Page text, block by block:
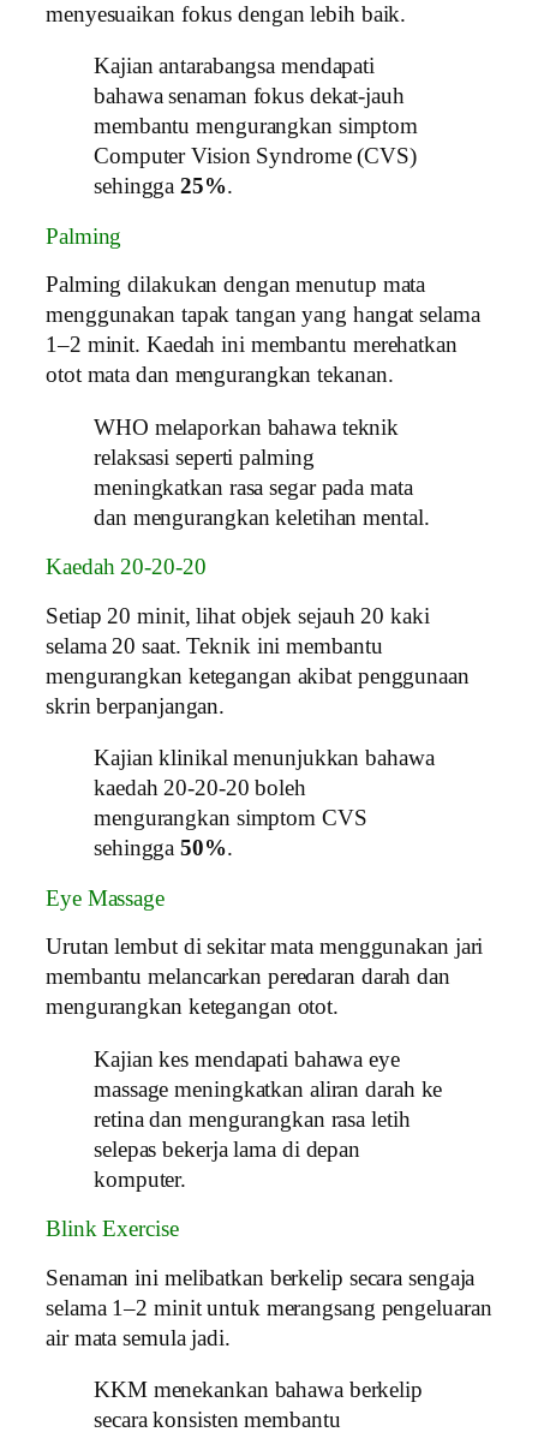
menyesuaikan fokus dengan lebih baik.
Kajian antarabangsa mendapati
bahawa senaman fokus dekat-jauh
membantu mengurangkan simptom
Computer Vision Syndrome (CVS)
sehingga25%.
Palming
Palming dilakukan dengan menutup mata
menggunakan tapak tangan yang hangat selama
1–2 minit. Kaedah ini membantu merehatkan
otot mata dan mengurangkan tekanan.
WHO melaporkan bahawa teknik
relaksasi seperti palming
meningkatkan rasa segar pada mata
dan mengurangkan keletihan mental.
Kaedah 20-20-20
Setiap 20 minit, lihat objek sejauh 20 kaki
selama 20 saat. Teknik ini membantu
mengurangkan ketegangan akibat penggunaan
skrin berpanjangan.
Kajian klinikal menunjukkan bahawa
kaedah 20-20-20 boleh
mengurangkan simptom CVS
sehingga50%.
Eye Massage
Urutan lembut di sekitar mata menggunakan jari
membantu melancarkan peredaran darah dan
mengurangkan ketegangan otot.
Kajian kes mendapati bahawa eye
massage meningkatkan aliran darah ke
retina dan mengurangkan rasa letih
selepas bekerja lama di depan
komputer.
Blink Exercise
Senaman ini melibatkan berkelip secara sengaja
selama 1–2 minit untuk merangsang pengeluaran
air mata semula jadi.
KKM menekankan bahawa berkelip
secara konsisten membantu